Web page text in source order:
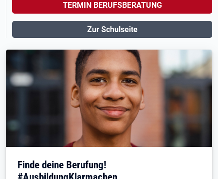
TERMIN BERUFSBERATUNG
Zur Schulseite
Finde deine Berufung!